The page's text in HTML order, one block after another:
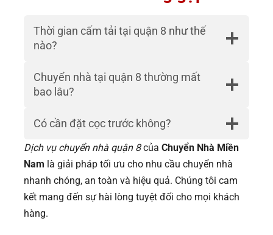
Thời gian cấm tải tại quận 8 như thế
nào?
Chuyển nhà tại quận 8 thường mất
bao lâu?
Có cần đặt cọc trước không?
Dịch vụ chuyển nhà quận 8của Chuyển Nhà Miền
Nam là giải pháp tối ưu cho nhu cầu chuyển nhà
nhanh chóng, an toàn và hiệu quả. Chúng tôi cam
kết mang đến sự hài lòng tuyệt đối cho mọi khách
hàng.